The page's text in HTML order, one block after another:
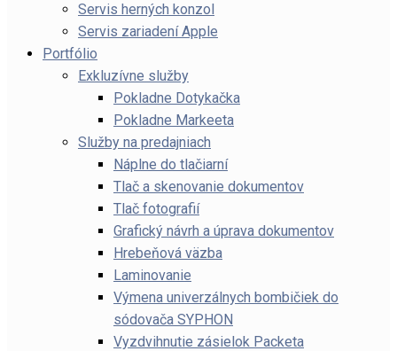
Servis herných konzol
Servis zariadení Apple
Portfólio
Exkluzívne služby
Pokladne Dotykačka
Pokladne Markeeta
Služby na predajniach
Náplne do tlačiarní
Tlač a skenovanie dokumentov
Tlač fotografií
Grafický návrh a úprava dokumentov
Hrebeňová väzba
Laminovanie
Výmena univerzálnych bombičiek do
sódovača SYPHON
Vyzdvihnutie zásielok Packeta